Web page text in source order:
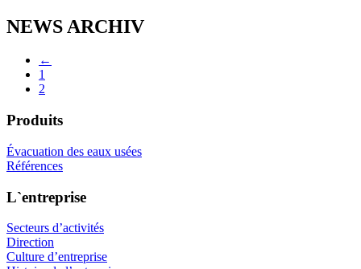
NEWS ARCHIV
←
1
2
Produits
Évacuation des eaux usées
Références
L`entreprise
Secteurs d’activités
Direction
Culture d’entreprise